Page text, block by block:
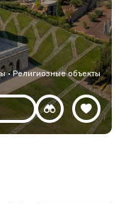
· Религиозные объекты